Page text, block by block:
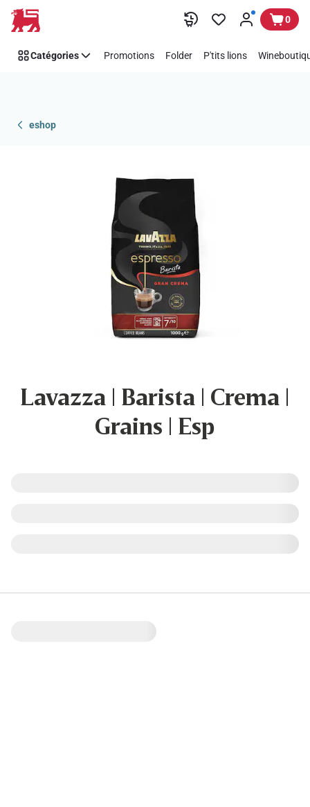
Passer 0
Catégories Promotions Folder P'tits lions
eshop
Lavazza | Barista | Crema |
Grains | Esp